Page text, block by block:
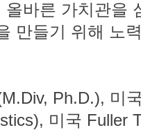
바른 가치관을
만들기 위해 노
Ph.D.), 미
미국 Fuller